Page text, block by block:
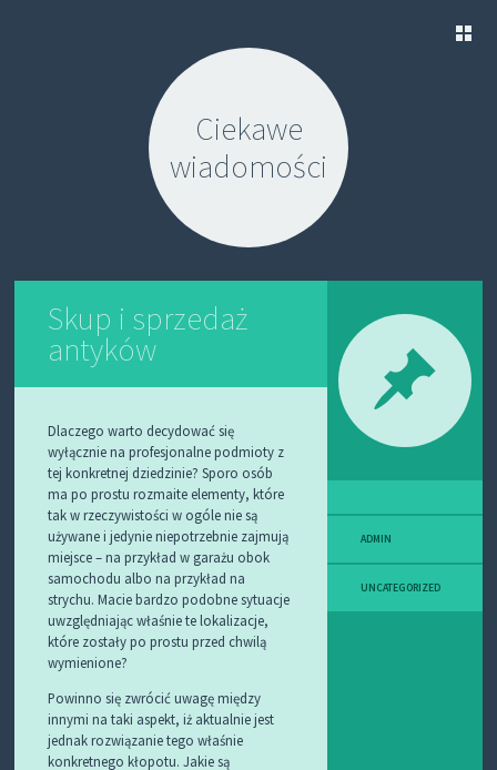
Ciekawe
wiadomości
Skup i sprzedaż
antyków
Dlaczego warto decydować się
wyłącznie na profesjonalne podmioty z
tej konkretnej dziedzinie? Sporo osób
ma po prostu rozmaite elementy, które
tak w rzeczywistości w ogóle nie są
używane i jedynie niepotrzebnie zajmują
miejsce – na przykład w garażu obok
samochodu albo na przykład na
strychu. Macie bardzo podobne sytuacje
uwzględniając właśnie te lokalizacje,
które zostały po prostu przed chwilą
wymienione?
Powinno się zwrócić uwagę między
innymi na taki aspekt, iż aktualnie jest
jednak rozwiązanie tego właśnie
konkretnego kłopotu. Jakie są
ADMIN
UNCATEGORIZED